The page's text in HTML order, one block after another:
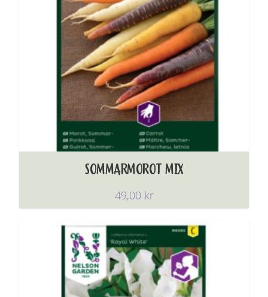
SOMMARMOROT MIX
49,00 kr